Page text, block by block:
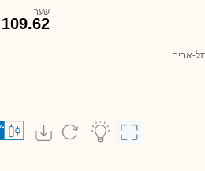
אביב
שער
109.62